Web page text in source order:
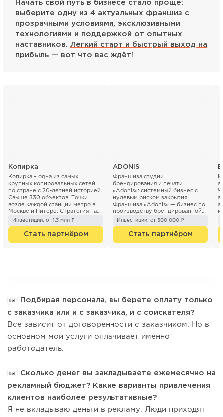
Начать свой путь в бизнесе стало проще:
выберите одну из 4 актуальных франшиз с
прозрачными условиями, эксклюзивными
технологиями и поддержкой от опытных
наставников. Легкий старт и быстрый выход на
прибыль — вот что вас ждёт!
Копирка
Копирка – одна из самых
крупных копировальных сетей
по стране с 20-летней историей.
Свыше 330 объектов. Точки
возле каждой станции метро в
Москве и Питере. Стратегия на
ближайшие 3 года ...
Инвестиции: от 1,3 млн ₽
Стать партнёром
ADONIS
Франшиза студии
брендирования и печати
«Adonis»: системный бизнес с
нулевым риском закрытия
Франшиза «Adonis» — бизнес по
производству брендированной
продукции (печать...
Инвестиции: от 500 000 ₽
Стать партнёром
Подбирая персонала, вы берете оплату только
с заказчика или и с заказчика, и с соискателя?
Все зависит от договоренности с заказчиком. Но в
основном мои услуги оплачивает именно
работодатель.
Сколько денег вы закладываете ежемесячно на
рекламный бюджет? Какие варианты привлечения
клиентов наиболее результативные?
Я не вкладываю деньги в рекламу. Люди приходят